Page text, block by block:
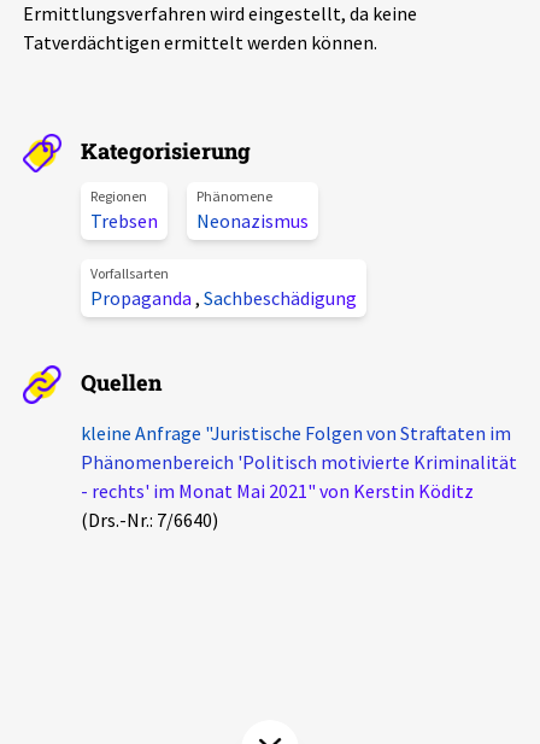
Leipziger Zustände
Phänomene
Aktuelles
Alle Beiträge
Pressemitteilungen
Podcasts
Über uns
Projektbeschreibung
Unterstützer_innen
Spenden
Ermittlungsverfahren wird eingestellt, da keine
Tatverdächtigen ermittelt werden können.
Kategorisierung
Regionen
Trebsen
Phänomene
Neonazismus
Vorfallsarten
Propaganda , Sachbeschädigung
Quellen
kleine Anfrage "Juristische Folgen von Straftaten im
Phänomenbereich 'Politisch motivierte Kriminalität
- rechts' im Monat Mai 2021" von Kerstin Köditz
(Drs.-Nr.: 7/6640)